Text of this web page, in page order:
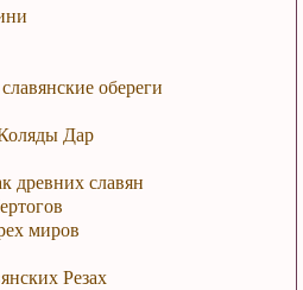
обереги
Дар
древних славян
миров
Резах